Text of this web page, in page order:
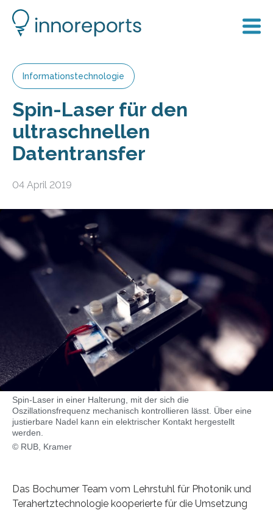
Informationstechnologie
Spin-Laser für den
ultraschnellen
Datentransfer
04 April 2019
Spin-Laser in einer Halterung, mit der sich die
Oszillationsfrequenz mechanisch kontrollieren lässt. Über eine
justierbare Nadel kann ein elektrischer Kontakt hergestellt
werden.
© RUB, Kramer
Das Bochumer Team vom Lehrstuhl für Photonik und
Terahertztechnologie kooperierte für die Umsetzung